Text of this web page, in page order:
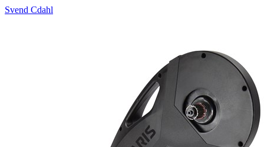
Svend Cdahl